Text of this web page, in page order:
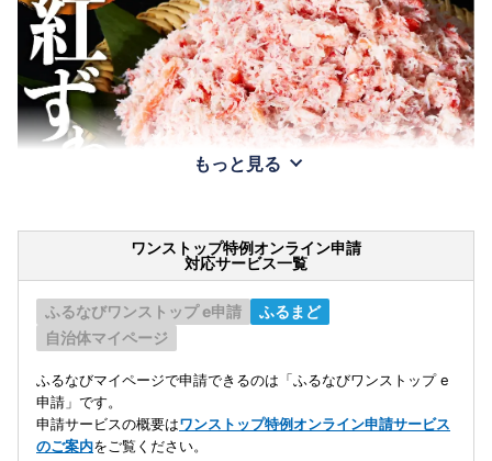
もっと見る
ワンストップ特例オンライン申請
対応サービス一覧
ふるなびワンストップ e申請
ふるまど
自治体マイページ
ふるなびマイページで申請できるのは「ふるなびワンストップ e
申請」です。
申請サービスの概要はワンストップ特例オンライン申請サービス
のご案内をご覧ください。